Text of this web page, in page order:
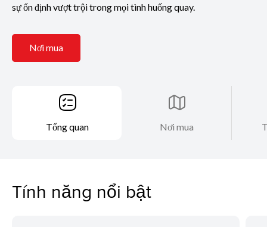
sự ổn định vượt trội trong mọi tình huống quay.
Nơi mua
Tổng quan Nơi mua
Tính năng nổi bật